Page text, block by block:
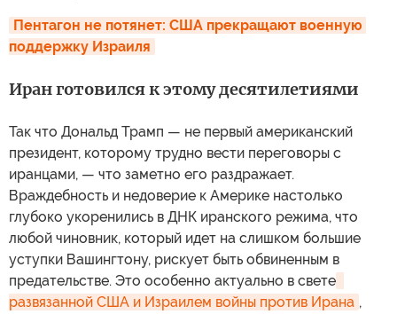
Пентагон не потянет: США прекращают военную
поддержку Израиля
Иран готовился к этому десятилетиями
Так что Дональд Трамп — не первый американский
президент, которому трудно вести переговоры с
иранцами, — что заметно его раздражает.
Враждебность и недоверие к Америке настолько
глубоко укоренились в ДНК иранского режима, что
любой чиновник, который идет на слишком большие
уступки Вашингтону, рискует быть обвиненным в
предательстве. Это особенно актуально в свете
развязанной США и Израилем войны против Ирана ,